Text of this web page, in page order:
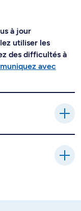
à jour
utiliser les
des difficultés à
avec